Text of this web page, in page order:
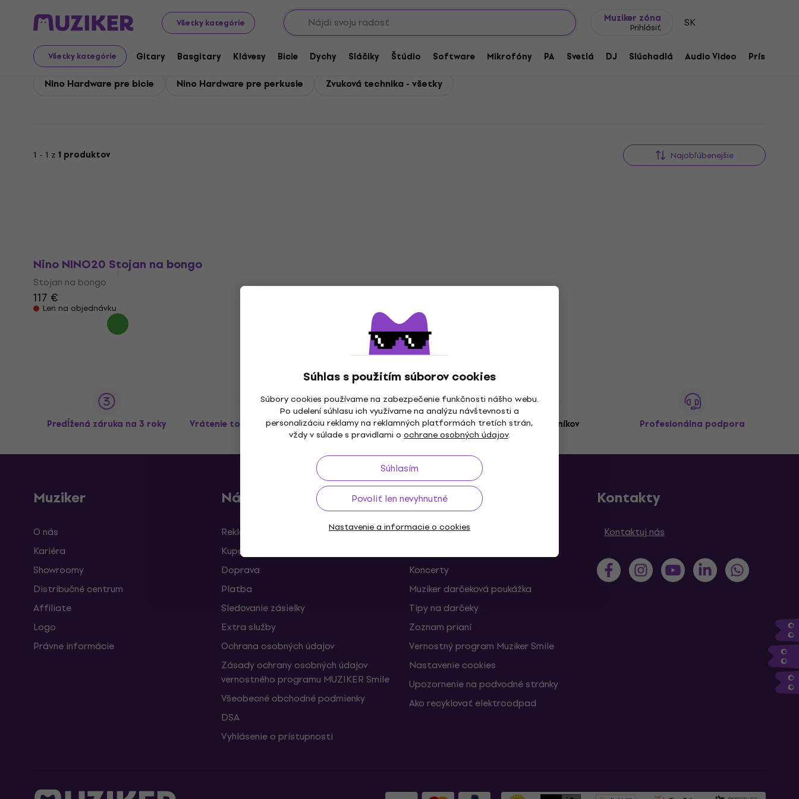
Všetky kategórie
Muziker zóna
Prihlásiť SK
Všetky kategórie Gitary Basgitary Klávesy Bicie Dychy Sláčiky Štúdio Software Mikrofóny PA Svetlá DJ Slúchadlá Audio Video
Súhlas s použitím súborov cookies
Súbory cookies používame na zabezpečenie funkčnosti nášho webu.
Po udelení súhlasu ich využívame na analýzu návštevnosti a
personalizáciu reklamy na reklamných platformách tretích strán,
vždy v súlade s pravidlami o ochrane osobných údajov.
Súhlasím
Povoliť len nevyhnutné
Nastavenie a informacie o cookies
Nino Nino Zvuková technika
Nino Zvuková technika
Nino Hardware pre bicie Nino Hardware pre perkusie Zvuková technika - všetky
1 - 1 z 1 produktov Najobľúbenejšie
Nino NINO20 Stojan na bongo
Stojan na bongo
117 €
Len na objednávku
Predĺžená záruka na 3 roky Vrátenie tovaru až do 30 dní Doprava zdarma od 99 € 3M+ zákazníkov Profesionálna podpora
Muziker
O nás
Kariéra
Showroomy
Distribučné centrum
Affiliate
Logo
Právne informácie
Nákup
Reklamácie a odstúpenia od zmluvy
Kupóny
Doprava
Platba
Sledovanie zásielky
Extra služby
Ochrana osobných údajov
Zásady ochrany osobných údajov
vernostného programu MUZIKER Smile
Všeobecné obchodné podmienky
DSA
Vyhlásenie o prístupnosti
Užitočné
FAQ – Často kladené otázky
Koncerty
Muziker darčeková poukážka
Tipy na darčeky
Zoznam prianí
Vernostný program Muziker Smile
Nastavenie cookies
Upozornenie na podvodné stránky
Ako recyklovať elektroodpad
Kontakty
Kontaktuj nás